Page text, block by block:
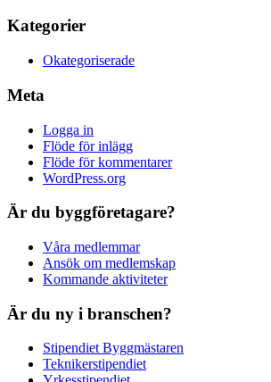
Kategorier
Okategoriserade
Meta
Logga in
Flöde för inlägg
Flöde för kommentarer
WordPress.org
Är du byggföretagare?
Våra medlemmar
Ansök om medlemskap
Kommande aktiviteter
Är du ny i branschen?
Stipendiet Byggmästaren
Teknikerstipendiet